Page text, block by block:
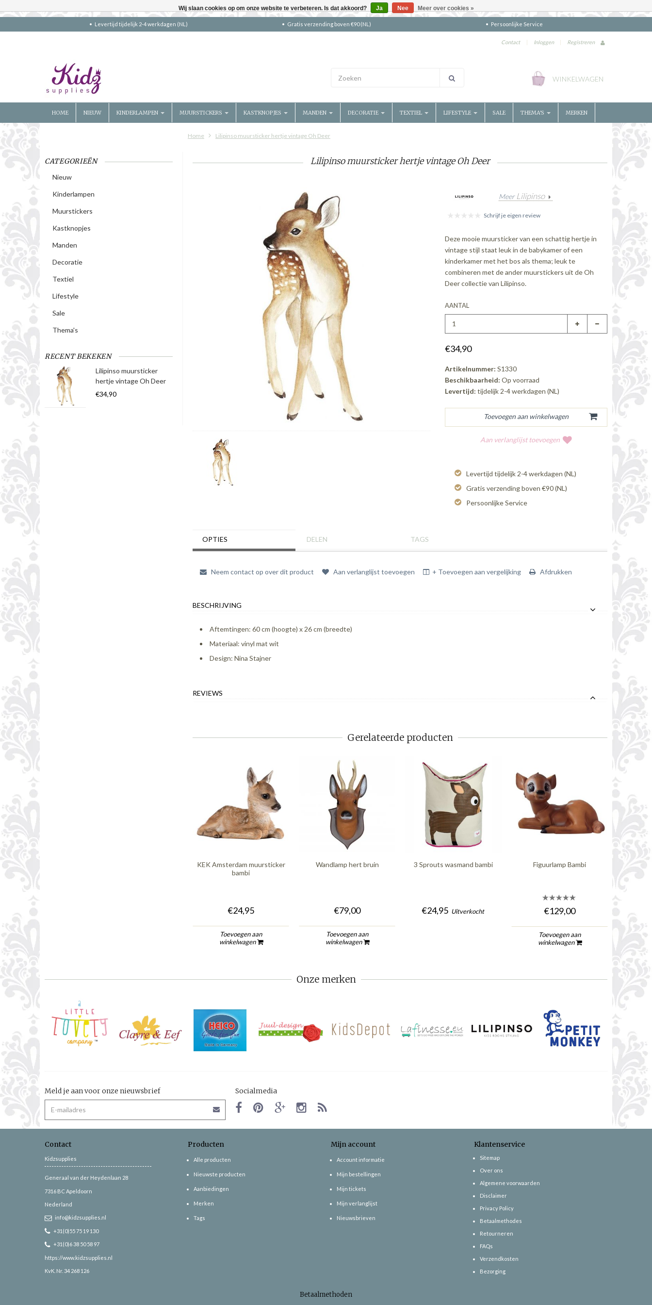
Levertijd tijdelijk 2-4 werkdagen (NL) Gratis verzending boven €90 (NL) Persoonlijke Service
Contact | Inloggen | Registreren
WINKELWAGEN
HOME NIEUW KINDERLAMPEN MUURSTICKERS KASTKNOPJES MANDEN DECORATIE TEXTIEL LIFESTYLE SALE THEMA'S MERKEN
Home Lilipinso muursticker hertje vintage Oh Deer
CATEGORIEËN
Nieuw
Kinderlampen
Muurstickers
Kastknopjes
Manden
Decoratie
Textiel
Lifestyle
Sale
Thema's
RECENT BEKEKEN
Lilipinso muursticker
hertje vintage Oh Deer
€34,90
Lilipinso muursticker hertje vintage Oh Deer
Meer Lilipinso
Schrijf je eigen review
Deze mooie muursticker van een schattig hertje in
vintage stijl staat leuk in de babykamer of een
kinderkamer met het bos als thema; leuk te
combineren met de ander muurstickers uit de Oh
Deer collectie van Lilipinso.
AANTAL
€34,90
Artikelnummer: S1330
Beschikbaarheid: Op voorraad
Levertijd: tijdelijk 2-4 werkdagen (NL)
Aan verlanglijst toevoegen
Levertijd tijdelijk 2-4 werkdagen (NL)
Gratis verzending boven €90 (NL)
Persoonlijke Service
OPTIES DELEN TAGS
Neem contact op over dit product Aan verlanglijst toevoegen + Toevoegen aan vergelijking Afdrukken
BESCHRIJVING
Aftemtingen: 60 cm (hoogte) x 26 cm (breedte)
Materiaal: vinyl mat wit
Design: Nina Stajner
REVIEWS
Gerelateerde producten
KEK Amsterdam muursticker
bambi
€24,95
Toevoegen aan
winkelwagen
Wandlamp hert bruin
€79,00
Toevoegen aan
winkelwagen
3 Sprouts wasmand bambi
€24,95 Uitverkocht
Figuurlamp Bambi
€129,00
Toevoegen aan
winkelwagen
Lilipinso
Onze merken
Meld je aan voor onze nieuwsbrief Socialmedia
Contact
Kidzsupplies
Generaal van der Heydenlaan 28
7316 BC Apeldoorn
Nederland
info@kidzsupplies.nl
+31(0)55 75 19 130
+31(0)6 38 50 58 97
https://www.kidzsupplies.nl
KvK. Nr. 34 268 126
Producten
Alle producten
Nieuwste producten
Aanbiedingen
Merken
Tags
Mijn account
Account informatie
Mijn bestellingen
Mijn tickets
Mijn verlanglijst
Nieuwsbrieven
Klantenservice
Sitemap
Over ons
Algemene voorwaarden
Disclaimer
Privacy Policy
Betaalmethodes
Retourneren
FAQs
Verzendkosten
Bezorging
Betaalmethoden
Wij slaan cookies op om onze website te verbeteren. Is dat akkoord? Ja Nee Meer over cookies »